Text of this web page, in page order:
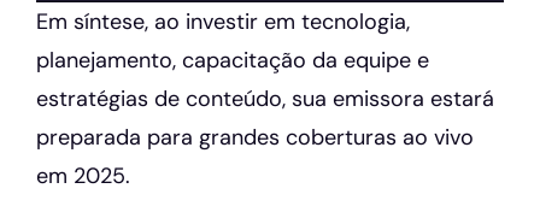
Em síntese, ao investir em tecnologia,
planejamento, capacitação da equipe e
estratégias de conteúdo, sua emissora estará
preparada para grandes coberturas ao vivo
em 2025.